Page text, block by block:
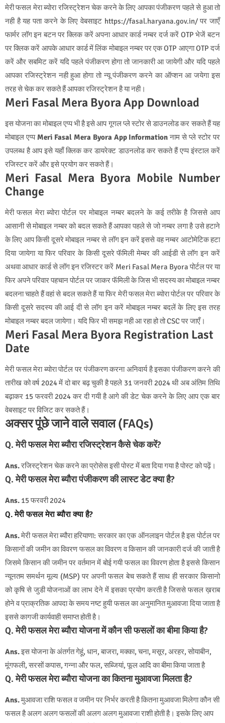
मेरी फसल मेरा ब्योरा रजिस्ट्रेशन चेक करने के लिए आपका पंजीकरण पहले से हुआ तो
नही है यह पता करने के लिए वेबसाइट https://fasal.haryana.gov.in/ पर जाएँ
फार्मर लॉग इन बटन पर क्लिक करें अपना आधार कार्ड नम्बर दर्ज करें OTP भेजें बटन
पर क्लिक करें आपके आधार कार्ड में लिंक मोबाइल नम्बर पर एक OTP आएगा OTP दर्ज
करें और सबमिट करें यदि पहले पंजीकरण होगा तो जानकारी आ जायेगी और यदि पहले
आपका रजिस्ट्रेशन नही हुआ होगा तो न्यू पंजीकरण करने का ऑप्शन आ जयेगा इस
तरह से चेक कर सकते हैं आपका रजिस्ट्रेशन है या नही।
Meri Fasal Mera Byora App Download
इस योजना का मोबाइल एप्प भी है इसे आप गूगल प्ले स्टोर से डाउनलोड कर सकते हैं यह
मोबाइल एप्पMeri Fasal Mera Byora App Informationनाम से प्ले स्टोर पर
उपलब्ध है आप इसे यहाँ क्लिक कर डायरेक्ट डाउनलोड कर सकते हैं एप्प इंस्टाल करें
रजिस्टर करें और इसे प्रयोग कर सकते हैं।
Meri Fasal Mera Byora Mobile Number
Change
मेरी फसल मेरा ब्योरा पोर्टल पर मोबाइल नम्बर बदलने के कई तरीके है जिससे आप
आसानी से मोबाइल नम्बर को बदल सकते हैं आपका पहले से जो नम्बर लगा है उसे हटाने
के लिए आप किसी दूसरे मोबाइल नम्बर से लॉग इन करें इससे वह नम्बर आटोमेटिक हटा
दिया जायेगा या फिर परिवार के किसी दूसरे फॅमिली मेम्बर की आईडी से लॉग इन करें
अथवा आधार कार्ड से लॉग इन रजिस्टर करें Meri Fasal Mera Byora पोर्टल पर या
फिर अपने परिवार पहचान पोर्टल पर जाकर फॅमिली के जिस भी सदस्य का मोबाइल नम्बर
बदलना चाहते हैं वहां से बदल सकते हैं या फिर मेरी फसल मेरा ब्योरा पोर्टल पर परिवार के
किसी दूसरे सदस्य की आई दी से लॉग इन करें मोबाइल नम्बर बदलें के लिए इस तरह
मोबाइल नम्बर बदल जायेगा। यदि फिर भी समझ नही आ रहा हो तो CSC पर जाएँ।
Meri Fasal Mera Byora Registration Last
Date
मेरी फसल मेरा ब्योरा पोर्टल पर पंजीकरण करना अनिवार्य है इसका पंजीकरण करने की
तारीख को वर्ष 2024 में दो बार बढ़ चुकी है पहले 31 जनवरी 2024 थी अब अंतिम तिथि
बढ़ाकर 15 फरवरी 2024 कर दी गयी है आगे की डेट चेक करने के लिए आप एक बार
वेबसाइट पर विजिट कर सकते हैं।
अक्सर पूंछे जाने वाले सवाल (FAQs)
Q. मेरी फसल मेरा ब्यौरा रजिस्ट्रेशन कैसे चेक करें?
Ans.रजिस्ट्रेशन चेक करने का प्रोसेस इसी पोस्ट में बता दिया गया है पोस्ट को पढ़ें।
Q. मेरी फसल मेरा ब्यौरा पंजीकरण की लास्ट डेट क्या है?
Ans. 15 फरवरी 2024
Q.मेरी फसल मेरा ब्यौरा क्या है?
Ans.मेरी फसल मेरा ब्यौरा हरियाणा: सरकार का एक ऑनलाइन पोर्टल है इस पोर्टल पर
किसानों की जमीन का विवरण फसल का विवरण व किसान की जानकारी दर्ज की जाती है
जिसमे किसान की जमीन पर वर्तमान में बोई गयी फसल का विवरण होता है इससे किसान
न्यूनतम समर्थन मूल्य (MSP) पर अपनी फसल बेच सकते हैं साथ ही सरकार किसानो
को कृषि से जुडी योजनाओं का लाभ देने में इसका प्रयोग करती है जिससे फसल ख़राब
होने व प्राक्रतिक आपदा के समय नष्ट हुयी फसल का अनुमानित मुआवजा दिया जाता है
इससे कागजी कार्यवाही समाप्त होती है।
Q. मेरी फसल मेरा ब्यौरा योजना में कौन सी फसलों का बीमा किया है?
Ans.इस योजना के अंतर्गत गेहूं, धान, बाजरा, मक्का, चना, मसूर, अरहर, सोयाबीन,
मूंगफली, सरसों कपास, गन्ना और फल, सब्जियां, फूल आदि का बीमा किया जाता है
Q. मेरी फसल मेरा ब्यौरा योजना का कितना मुआवजा मिलता है?
Ans.मुआवजा राशि फसल व जमीन पर निर्भर करती है कितना मुआवजा मिलेगा कौन सी
फसल है अलग अलग फसलों की अलग अलग मुआवजा राशी होती है। इसके लिए आप